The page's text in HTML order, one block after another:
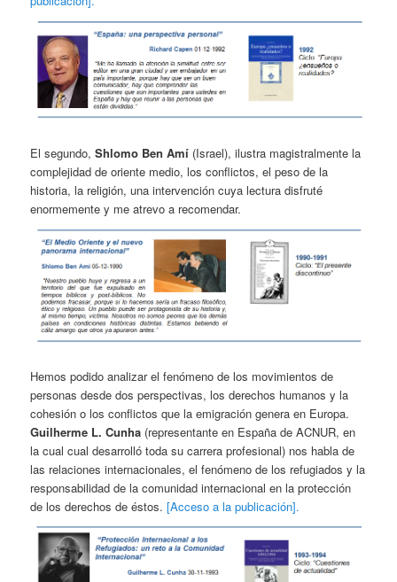
El segundo,Shlomo Ben Amí (Israel), ilustra magistralmente la
complejidad de oriente medio, los conflictos, el peso de la
historia, la religión, una intervención cuya lectura disfruté
enormemente y me atrevo a recomendar.
Hemos podido analizar el fenómeno de los movimientos de
personas desde dos perspectivas, los derechos humanos y la
cohesión o los conflictos que la emigración genera en Europa.
Guilherme L. Cunha (representante en España de ACNUR, en
la cual cual desarrolló toda su carrera profesional) nos habla de
las relaciones internacionales, el fenómeno de los refugiados y la
responsabilidad de la comunidad internacional en la protección
de los derechos de éstos.[Acceso a la publicación].